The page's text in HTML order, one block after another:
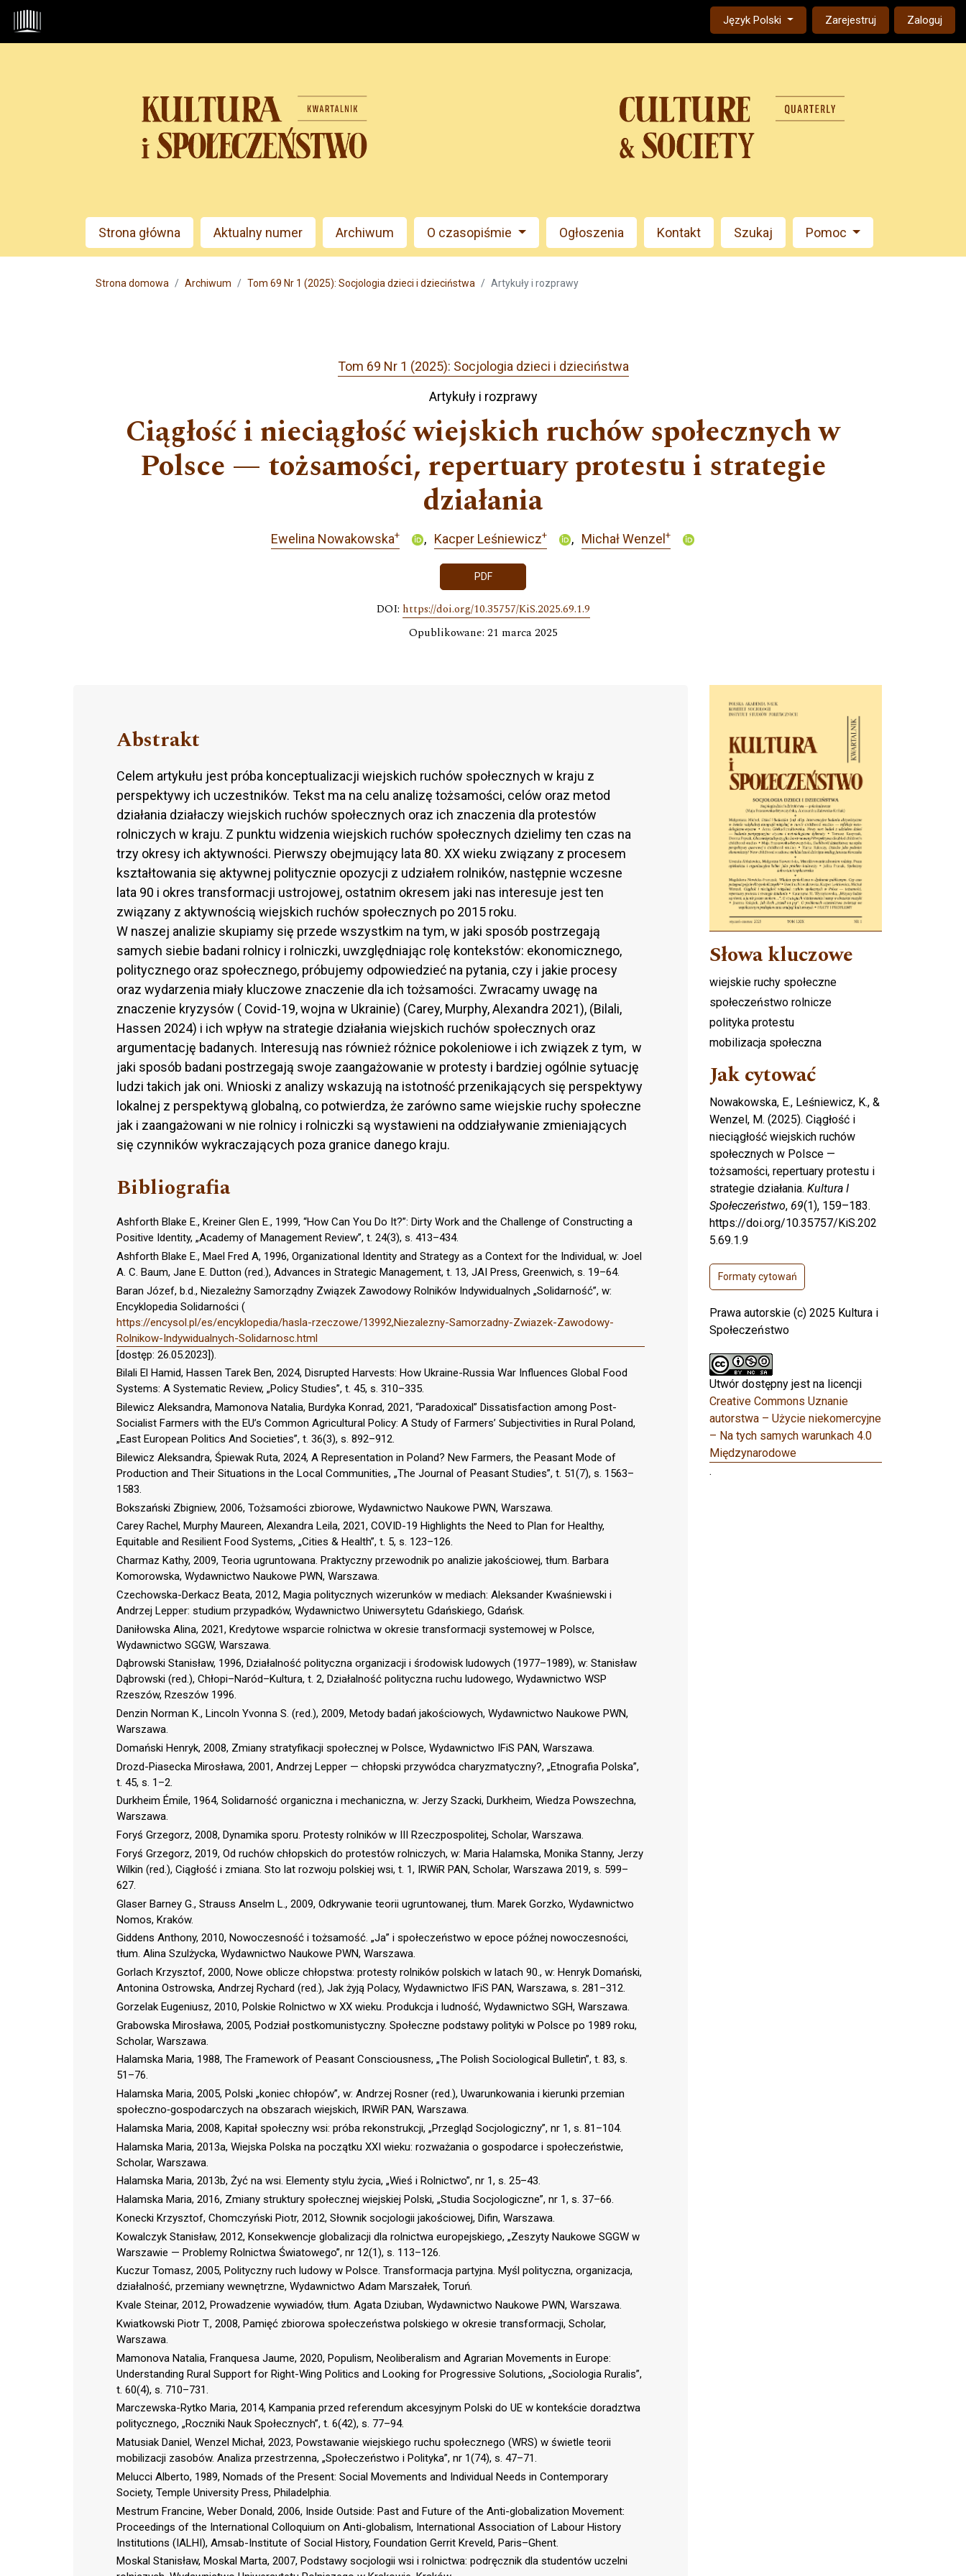
Przejdź do głównego menu
Przejdź do sekcji głównej
Przejdź do stopki
Change the language. The current language is:
Język Polski
Admin menu Zarejestruj Zaloguj
Main menu
Strona główna Aktualny numer Archiwum O czasopiśmie Ogłoszenia Kontakt Szukaj Pomoc
Strona domowa Archiwum Tom 69 Nr 1 (2025): Socjologia dzieci i dzieciństwa Artykuły i rozprawy
Tom 69 Nr 1 (2025): Socjologia dzieci i dzieciństwa
Artykuły i rozprawy
Ciągłość i nieciągłość wiejskich ruchów społecznych w
Polsce — tożsamości, repertuary protestu i strategie
działania
Ewelina Nowakowska+ Kacper Leśniewicz+ Michał Wenzel+
PDF
DOI: https://doi.org/10.35757/KiS.2025.69.1.9
Opublikowane: 21 marca 2025
Abstrakt
Celem artykułu jest próba konceptualizacji wiejskich ruchów społecznych w kraju z
perspektywy ich uczestników. Tekst ma na celu analizę tożsamości, celów oraz metod
działania działaczy wiejskich ruchów społecznych oraz ich znaczenia dla protestów
rolniczych w kraju. Z punktu widzenia wiejskich ruchów społecznych dzielimy ten czas na
trzy okresy ich aktywności. Pierwszy obejmujący lata 80. XX wieku związany z procesem
kształtowania się aktywnej politycznie opozycji z udziałem rolników, następnie wczesne
lata 90 i okres transformacji ustrojowej, ostatnim okresem jaki nas interesuje jest ten
związany z aktywnością wiejskich ruchów społecznych po 2015 roku.
W naszej analizie skupiamy się przede wszystkim na tym, w jaki sposób postrzegają
samych siebie badani rolnicy i rolniczki, uwzględniając rolę kontekstów: ekonomicznego,
politycznego oraz społecznego, próbujemy odpowiedzieć na pytania, czy i jakie procesy
oraz wydarzenia miały kluczowe znaczenie dla ich tożsamości. Zwracamy uwagę na
znaczenie kryzysów ( Covid-19, wojna w Ukrainie) (Carey, Murphy, Alexandra 2021), (Bilali,
Hassen 2024) i ich wpływ na strategie działania wiejskich ruchów społecznych oraz
argumentację badanych. Interesują nas również różnice pokoleniowe i ich związek z tym, w
jaki sposób badani postrzegają swoje zaangażowanie w protesty i bardziej ogólnie sytuację
ludzi takich jak oni. Wnioski z analizy wskazują na istotność przenikających się perspektywy
lokalnej z perspektywą globalną, co potwierdza, że zarówno same wiejskie ruchy społeczne
jak i zaangażowani w nie rolnicy i rolniczki są wystawieni na oddziaływanie zmieniających
się czynników wykraczających poza granice danego kraju.
Bibliografia
Ashforth Blake E., Kreiner Glen E., 1999, “How Can You Do It?”: Dirty Work and the Challenge of Constructing a
Positive Identity, „Academy of Management Review”, t. 24(3), s. 413–434.
Ashforth Blake E., Mael Fred A, 1996, Organizational Identity and Strategy as a Context for the Individual, w: Joel
A. C. Baum, Jane E. Dutton (red.), Advances in Strategic Management, t. 13, JAI Press, Greenwich, s. 19–64.
Baran Józef, b.d., Niezależny Samorządny Związek Zawodowy Rolników Indywidualnych „Solidarność”, w:
Encyklopedia Solidarności (
https://encysol.pl/es/encyklopedia/hasla-rzeczowe/13992,Niezalezny-Samorzadny-Zwiazek-Zawodowy-
Rolnikow-Indywidualnych-Solidarnosc.html
[dostęp: 26.05.2023]).
Bilali El Hamid, Hassen Tarek Ben, 2024, Disrupted Harvests: How Ukraine-Russia War Influences Global Food
Systems: A Systematic Review, „Policy Studies”, t. 45, s. 310–335.
Bilewicz Aleksandra, Mamonova Natalia, Burdyka Konrad, 2021, “Paradoxical” Dissatisfaction among Post-
Socialist Farmers with the EU’s Common Agricultural Policy: A Study of Farmers’ Subjectivities in Rural Poland,
„East European Politics And Societies”, t. 36(3), s. 892–912.
Bilewicz Aleksandra, Śpiewak Ruta, 2024, A Representation in Poland? New Farmers, the Peasant Mode of
Production and Their Situations in the Local Communities, „The Journal of Peasant Studies”, t. 51(7), s. 1563–
1583.
Bokszański Zbigniew, 2006, Tożsamości zbiorowe, Wydawnictwo Naukowe PWN, Warszawa.
Carey Rachel, Murphy Maureen, Alexandra Leila, 2021, COVID-19 Highlights the Need to Plan for Healthy,
Equitable and Resilient Food Systems, „Cities & Health”, t. 5, s. 123–126.
Charmaz Kathy, 2009, Teoria ugruntowana. Praktyczny przewodnik po analizie jakościowej, tłum. Barbara
Komorowska, Wydawnictwo Naukowe PWN, Warszawa.
Czechowska-Derkacz Beata, 2012, Magia politycznych wizerunków w mediach: Aleksander Kwaśniewski i
Andrzej Lepper: studium przypadków, Wydawnictwo Uniwersytetu Gdańskiego, Gdańsk.
Daniłowska Alina, 2021, Kredytowe wsparcie rolnictwa w okresie transformacji systemowej w Polsce,
Wydawnictwo SGGW, Warszawa.
Dąbrowski Stanisław, 1996, Działalność polityczna organizacji i środowisk ludowych (1977–1989), w: Stanisław
Dąbrowski (red.), Chłopi–Naród–Kultura, t. 2, Działalność polityczna ruchu ludowego, Wydawnictwo WSP
Rzeszów, Rzeszów 1996.
Denzin Norman K., Lincoln Yvonna S. (red.), 2009, Metody badań jakościowych, Wydawnictwo Naukowe PWN,
Warszawa.
Domański Henryk, 2008, Zmiany stratyfikacji społecznej w Polsce, Wydawnictwo IFiS PAN, Warszawa.
Drozd-Piasecka Mirosława, 2001, Andrzej Lepper — chłopski przywódca charyzmatyczny?, „Etnografia Polska”,
t. 45, s. 1–2.
Durkheim Émile, 1964, Solidarność organiczna i mechaniczna, w: Jerzy Szacki, Durkheim, Wiedza Powszechna,
Warszawa.
Foryś Grzegorz, 2008, Dynamika sporu. Protesty rolników w III Rzeczpospolitej, Scholar, Warszawa.
Foryś Grzegorz, 2019, Od ruchów chłopskich do protestów rolniczych, w: Maria Halamska, Monika Stanny, Jerzy
Wilkin (red.), Ciągłość i zmiana. Sto lat rozwoju polskiej wsi, t. 1, IRWiR PAN, Scholar, Warszawa 2019, s. 599–
627.
Glaser Barney G., Strauss Anselm L., 2009, Odkrywanie teorii ugruntowanej, tłum. Marek Gorzko, Wydawnictwo
Nomos, Kraków.
Giddens Anthony, 2010, Nowoczesność i tożsamość. „Ja” i społeczeństwo w epoce późnej nowoczesności,
tłum. Alina Szulżycka, Wydawnictwo Naukowe PWN, Warszawa.
Gorlach Krzysztof, 2000, Nowe oblicze chłopstwa: protesty rolników polskich w latach 90., w: Henryk Domański,
Antonina Ostrowska, Andrzej Rychard (red.), Jak żyją Polacy, Wydawnictwo IFiS PAN, Warszawa, s. 281–312.
Gorzelak Eugeniusz, 2010, Polskie Rolnictwo w XX wieku. Produkcja i ludność, Wydawnictwo SGH, Warszawa.
Grabowska Mirosława, 2005, Podział postkomunistyczny. Społeczne podstawy polityki w Polsce po 1989 roku,
Scholar, Warszawa.
Halamska Maria, 1988, The Framework of Peasant Consciousness, „The Polish Sociological Bulletin”, t. 83, s.
51–76.
Halamska Maria, 2005, Polski „koniec chłopów”, w: Andrzej Rosner (red.), Uwarunkowania i kierunki przemian
społeczno‑gospodarczych na obszarach wiejskich, IRWiR PAN, Warszawa.
Halamska Maria, 2008, Kapitał społeczny wsi: próba rekonstrukcji, „Przegląd Socjologiczny”, nr 1, s. 81–104.
Halamska Maria, 2013a, Wiejska Polska na początku XXI wieku: rozważania o gospodarce i społeczeństwie,
Scholar, Warszawa.
Halamska Maria, 2013b, Żyć na wsi. Elementy stylu życia, „Wieś i Rolnictwo”, nr 1, s. 25–43.
Halamska Maria, 2016, Zmiany struktury społecznej wiejskiej Polski, „Studia Socjologiczne”, nr 1, s. 37–66.
Konecki Krzysztof, Chomczyński Piotr, 2012, Słownik socjologii jakościowej, Difin, Warszawa.
Kowalczyk Stanisław, 2012, Konsekwencje globalizacji dla rolnictwa europejskiego, „Zeszyty Naukowe SGGW w
Warszawie — Problemy Rolnictwa Światowego”, nr 12(1), s. 113–126.
Kuczur Tomasz, 2005, Polityczny ruch ludowy w Polsce. Transformacja partyjna. Myśl polityczna, organizacja,
działalność, przemiany wewnętrzne, Wydawnictwo Adam Marszałek, Toruń.
Kvale Steinar, 2012, Prowadzenie wywiadów, tłum. Agata Dziuban, Wydawnictwo Naukowe PWN, Warszawa.
Kwiatkowski Piotr T., 2008, Pamięć zbiorowa społeczeństwa polskiego w okresie transformacji, Scholar,
Warszawa.
Mamonova Natalia, Franquesa Jaume, 2020, Populism, Neoliberalism and Agrarian Movements in Europe:
Understanding Rural Support for Right-Wing Politics and Looking for Progressive Solutions, „Sociologia Ruralis”,
t. 60(4), s. 710–731.
Marczewska-Rytko Maria, 2014, Kampania przed referendum akcesyjnym Polski do UE w kontekście doradztwa
politycznego, „Roczniki Nauk Społecznych”, t. 6(42), s. 77–94.
Matusiak Daniel, Wenzel Michał, 2023, Powstawanie wiejskiego ruchu społecznego (WRS) w świetle teorii
mobilizacji zasobów. Analiza przestrzenna, „Społeczeństwo i Polityka”, nr 1(74), s. 47–71.
Melucci Alberto, 1989, Nomads of the Present: Social Movements and Individual Needs in Contemporary
Society, Temple University Press, Philadelphia.
Mestrum Francine, Weber Donald, 2006, Inside Outside: Past and Future of the Anti-globalization Movement:
Proceedings of the International Colloquium on Anti-globalism, International Association of Labour History
Institutions (IALHI), Amsab-Institute of Social History, Foundation Gerrit Kreveld, Paris–Ghent.
Moskal Stanisław, Moskal Marta, 2007, Podstawy socjologii wsi i rolnictwa: podręcznik dla studentów uczelni
Cover image
Słowa kluczowe
wiejskie ruchy społeczne
społeczeństwo rolnicze
polityka protestu
mobilizacja społeczna
Jak cytować
Nowakowska, E., Leśniewicz, K., &
Wenzel, M. (2025). Ciągłość i
nieciągłość wiejskich ruchów
społecznych w Polsce —
tożsamości, repertuary protestu i
strategie działania. Kultura I
Społeczeństwo, 69(1), 159–183.
https://doi.org/10.35757/KiS.202
5.69.1.9
Formaty cytowań
Prawa autorskie (c) 2025 Kultura i
Społeczeństwo
Utwór dostępny jest na licencji
Creative Commons Uznanie
autorstwa – Użycie niekomercyjne
– Na tych samych warunkach 4.0
Międzynarodowe
.